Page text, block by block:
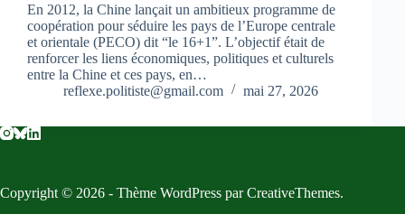
En 2012, la Chine lançait un ambitieux programme de
coopération pour séduire les pays de l’Europe centrale
et orientale (PECO) dit “le 16+1”. L’objectif était de
renforcer les liens économiques, politiques et culturels
entre la Chine et ces pays, en…
reflexe.politiste@gmail.com
mai 27, 2026
Copyright © 2026 - Thème WordPress parCreativeThemes.